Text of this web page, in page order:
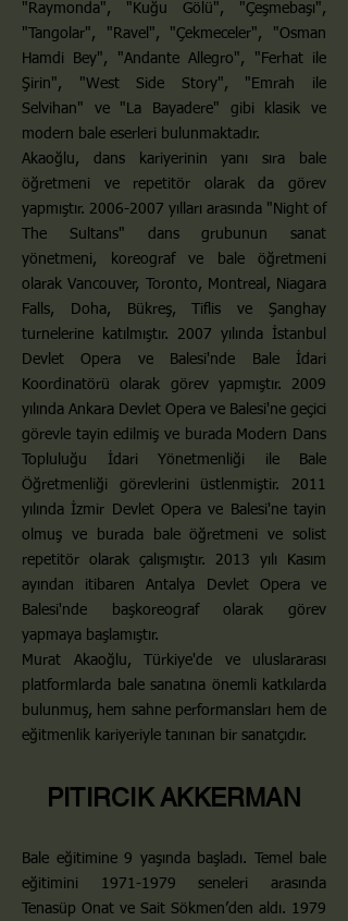
"Raymonda", "Kuğu Gölü", "Çeşmebaşı",
"Tangolar", "Ravel", "Çekmeceler", "Osman
Hamdi Bey", "Andante Allegro", "Ferhat ile
Şirin", "West Side Story", "Emrah ile
Selvihan" ve "La Bayadere" gibi klasik ve
modern bale eserleri bulunmaktadır.
Akaoğlu, dans kariyerinin yanı sıra bale
öğretmeni ve repetitör olarak da görev
yapmıştır. 2006-2007 yılları arasında "Night of
The Sultans" dans grubunun sanat
yönetmeni, koreograf ve bale öğretmeni
olarak Vancouver, Toronto, Montreal, Niagara
Falls, Doha, Bükreş, Tiflis ve Şanghay
turnelerine katılmıştır. 2007 yılında İstanbul
Devlet Opera ve Balesi'nde Bale İdari
Koordinatörü olarak görev yapmıştır. 2009
yılında Ankara Devlet Opera ve Balesi'ne geçici
görevle tayin edilmiş ve burada Modern Dans
Topluluğu İdari Yönetmenliği ile Bale
Öğretmenliği görevlerini üstlenmiştir. 2011
yılında İzmir Devlet Opera ve Balesi'ne tayin
olmuş ve burada bale öğretmeni ve solist
repetitör olarak çalışmıştır. 2013 yılı Kasım
ayından itibaren Antalya Devlet Opera ve
Balesi'nde başkoreograf olarak görev
yapmaya başlamıştır.
Murat Akaoğlu, Türkiye'de ve uluslararası
platformlarda bale sanatına önemli katkılarda
bulunmuş, hem sahne performansları hem de
eğitmenlik kariyeriyle tanınan bir sanatçıdır.
PITIRCIK AKKERMAN
Bale eğitimine 9 yaşında başladı. Temel bale
eğitimini 1971-1979 seneleri arasında
Tenasüp Onat ve Sait Sökmen’den aldı. 1979